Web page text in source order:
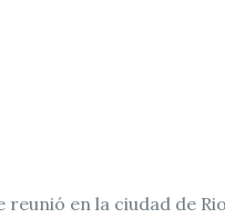
reunió en la ciudad de